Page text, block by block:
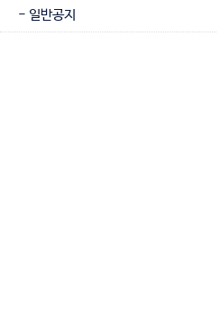
- 일반공지